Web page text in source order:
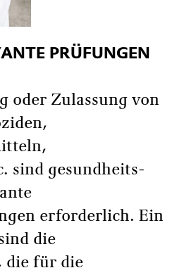
PRÜFUNGEN
oder Zulassung von
sind gesundheits-
erforderlich. Ein
die
die für die